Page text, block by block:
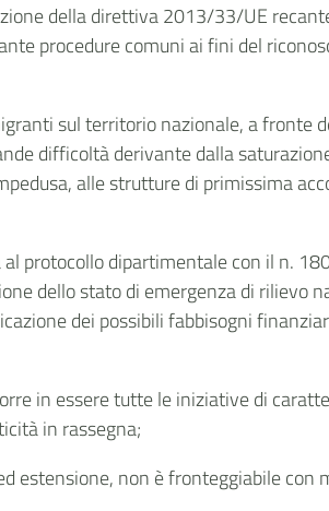
della direttiva 2013/33/UE
procedure comuni ai fini del
sul territorio nazionale, a fronte
difficoltà derivante dalla
alle strutture di primissima
protocollo dipartimentale con il n.
dello stato di emergenza di rilievo
dei possibili fabbisogni
in essere tutte le iniziative di
in rassegna;
estensione, non è fronteggiabile con